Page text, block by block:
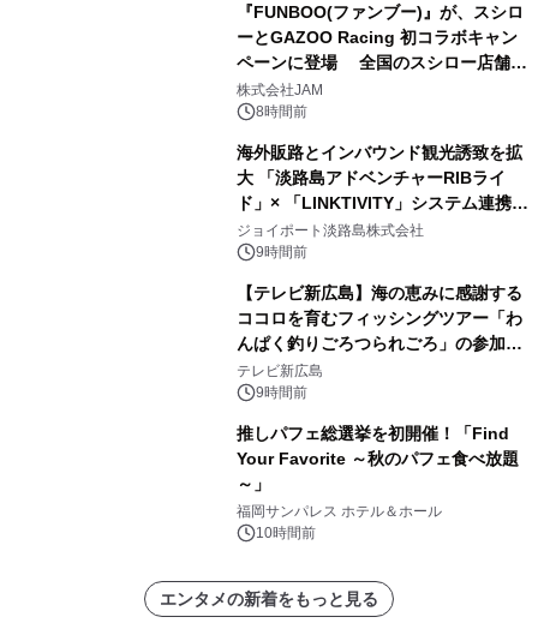
『FUNBOO(ファンブー)』が、スシロ
ーとGAZOO Racing 初コラボキャン
ペーンに登場 全国のスシロー店舗で
GR 4車種の FUNBOO(ミニカー)付き
メニューが展開されます
株式会社JAM
8時間前
海外販路とインバウンド観光誘致を拡
大 「淡路島アドベンチャーRIBライ
ド」× 「LINKTIVITY」システム連携を
開始！
ジョイポート淡路島株式会社
9時間前
【テレビ新広島】海の恵みに感謝する
ココロを育むフィッシングツアー「わ
んぱく釣りごろつられごろ」の参加小
学生を募集
テレビ新広島
9時間前
推しパフェ総選挙を初開催！「Find
Your Favorite ～秋のパフェ食べ放題
～」
福岡サンパレス ホテル＆ホール
10時間前
エンタメの新着をもっと見る